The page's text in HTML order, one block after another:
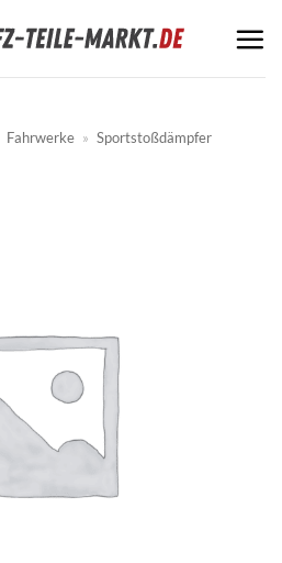
Fahrwerke » Sportstoßdämpfer